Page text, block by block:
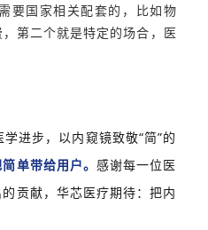
要国家相关配套的，比如物
第二个就是特定的场合，医
进步， 以内窥镜致敬“简”的
单带给用户。 感谢每一位医
贡献，华芯医疗期待：把内